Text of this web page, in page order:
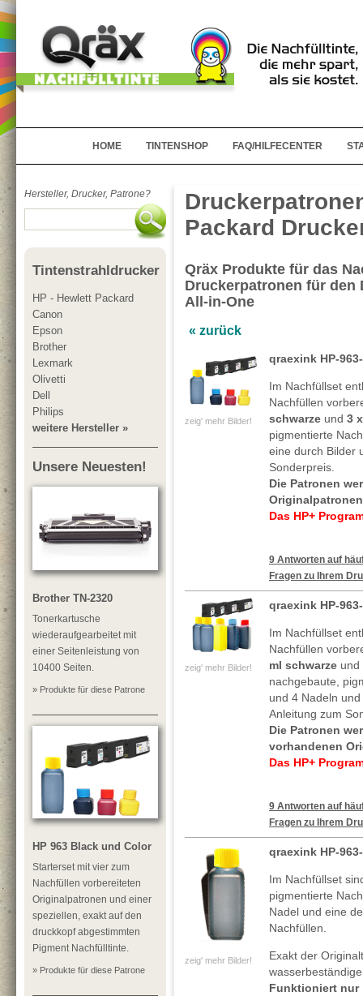
HOME TINTENSHOP FAQ/HILFECENTER
Hersteller, Drucker, Patrone?
Tintenstrahldrucker
HP - Hewlett Packard
Canon
Epson
Brother
Lexmark
Olivetti
Dell
Philips
weitere Hersteller »
Unsere Neuesten!
Brother TN-2320
Tonerkartusche
wiederaufgearbeitet mit
einer Seitenleistung von
10400 Seiten.
» Produkte für diese Patrone
HP 963 Black und Color
Starterset mit vier zum
Nachfüllen vorbereiteten
Originalpatronen und einer
speziellen, exakt auf den
druckkopf abgestimmten
Pigment Nachfülltinte.
» Produkte für diese Patrone
Packard
Qräx Produkte für das
Druckerpatronen für den
All-in-One
« zurück
zeig' mehr Bilder!
qraexink HP-
Im Nachfüllset
Nachfüllen
schwarze und 3
pigmentierte
eine durch Bilder
Sonderpreis.
Die Patronen
Das HP+
9 Antworten auf
Fragen zu Ihrem
zeig' mehr Bilder!
qraexink HP-
Im Nachfüllset
Nachfüllen
ml schwarze und
nachgebaute,
und 4 Nadeln
Anleitung zum
Die Patronen
vorhandenen
Das HP+
9 Antworten auf
Fragen zu Ihrem
zeig' mehr Bilder!
qraexink HP-
Im Nachfüllset
pigmentierte
Nadel und eine
Nachfüllen.
Exakt der
Funktioniert nur